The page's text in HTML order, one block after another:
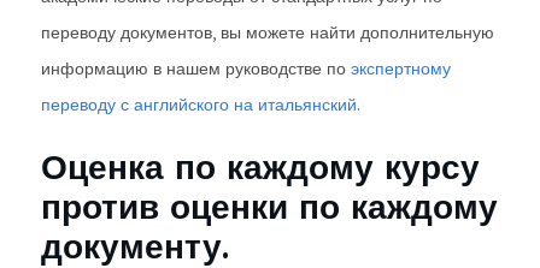
переводу документов, вы можете найти дополнительную
информацию в нашем руководстве по экспертному
переводу с английского на итальянский.
Оценка по каждому курсу
против оценки по каждому
документу.